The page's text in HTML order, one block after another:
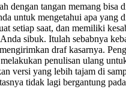
dengan tangan memang bisa
untuk mengetahui apa yang
setiap saat, dan memiliki
sibuk. Itulah sebabnya
draf kasarnya.
penulisan ulang
versi yang lebih tajam di
tidak lagi bergantung